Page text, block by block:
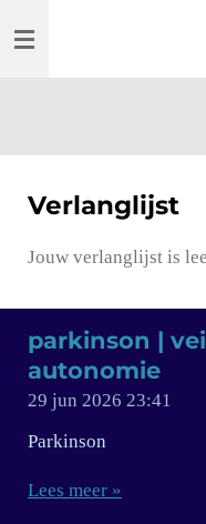
Ga
hoofdinhoud
Verlanglijst
Jouw verlanglijst is
parkinson |
autonomie
29 jun 2026 23:41
Parkinson
Lees meer »